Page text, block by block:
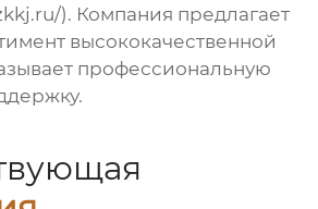
). Компания предлагает
высококачественной
профессиональную